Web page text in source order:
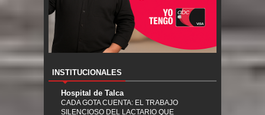
INSTITUCIONALES
Hospital de Talca
CADA GOTA CUENTA: EL TRABAJO
SILENCIOSO DEL LACTARIO QUE